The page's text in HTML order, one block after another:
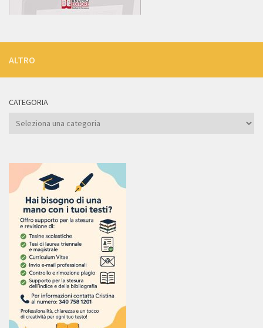
ALTRO
CATEGORIA
Categoria